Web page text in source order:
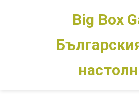
Switch skin
Big Box